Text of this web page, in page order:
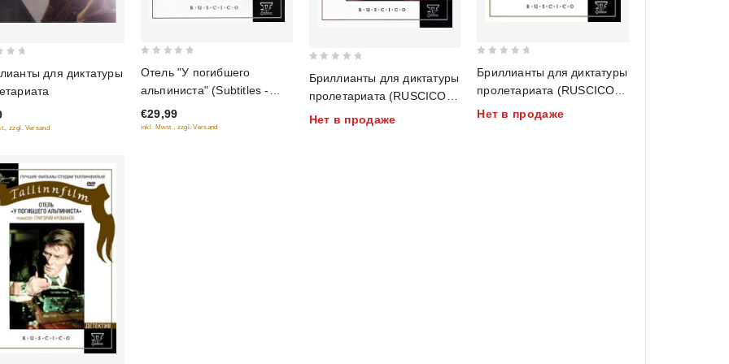
для диктатуры
zzgl. Versand
of
5
Отель "У погибшего
альпиниста" (Subtitles -
Englisch) (RUSCICO)
€29,99
inkl. Mwst., zzgl. Versand
out
of
5
Бриллианты для диктатуры
пролетариата (RUSCICO)
(NTSC)
Нет в продаже
out
of
5
Бриллианты для диктатуры
пролетариата (RUSCICO)
(PAL)
Нет в продаже